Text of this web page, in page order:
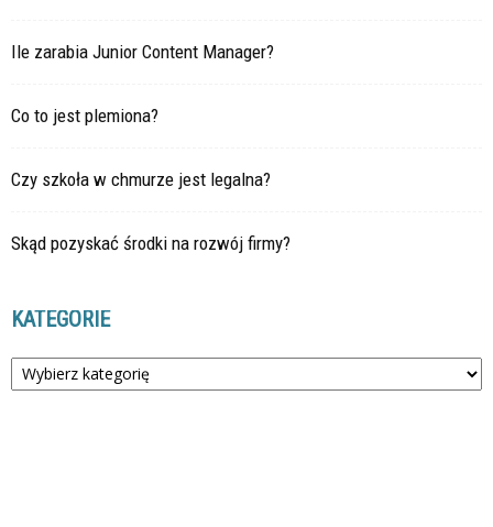
Ile zarabia Junior Content Manager?
Co to jest plemiona?
Czy szkoła w chmurze jest legalna?
Skąd pozyskać środki na rozwój firmy?
KATEGORIE
Kategorie